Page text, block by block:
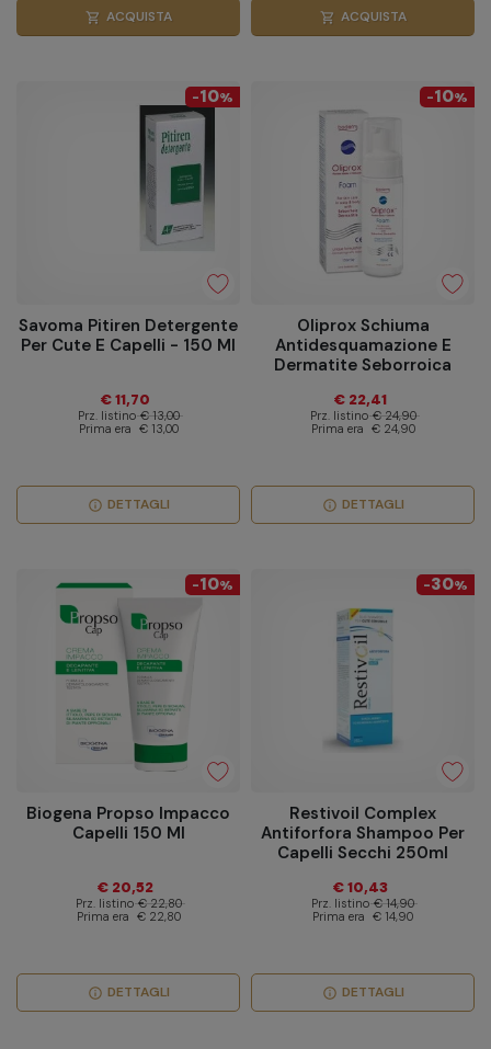
shopping_cart ACQUISTA shopping_cart ACQUISTA
-10%
Savoma Pitiren Detergente
Per Cute E Capelli - 150 Ml
€ 11,70
Prz. listino € 13,00
Prima era € 13,00
info DETTAGLI
-10%
Oliprox Schiuma
Antidesquamazione E
Dermatite Seborroica
Ml
€ 22,41
Prz. listino € 24,90
Prima era € 24,90
info DETTAGLI
-10%
Biogena Propso Impacco
Capelli 150 Ml
€ 20,52
Prz. listino € 22,80
Prima era € 22,80
info DETTAGLI
-30%
Restivoil Complex
Antiforfora Shampoo Per
Capelli Secchi 250ml
€ 10,43
Prz. listino € 14,90
Prima era € 14,90
info DETTAGLI